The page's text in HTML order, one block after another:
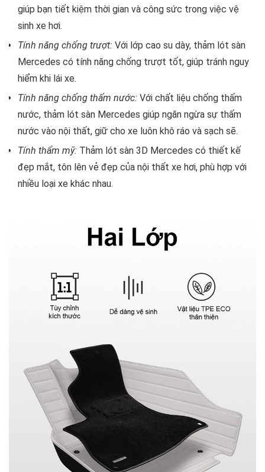
giúp bạn tiết kiệm thời gian và công sức trong việc vệ
sinh xe hơi.
Tính năng chống trượt: Với lớp cao su dày, thảm lót sàn
Mercedes có tính năng chống trượt tốt, giúp tránh nguy
hiểm khi lái xe.
Tính năng chống thấm nước: Với chất liệu chống thấm
nước, thảm lót sàn Mercedes giúp ngăn ngừa sự thấm
nước vào nội thất, giữ cho xe luôn khô ráo và sạch sẽ.
Tính thẩm mỹ: Thảm lót sàn 3D Mercedes có thiết kế
đẹp mắt, tôn lên vẻ đẹp của nội thất xe hơi, phù hợp với
nhiều loại xe khác nhau.